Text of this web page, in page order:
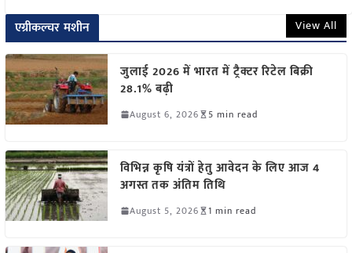
एग्रीकल्चर मशीन View All
जुलाई 2026 में भारत में ट्रैक्टर रिटेल बिक्री
28.1% बढ़ी
August 6, 2026 5 min read
विभिन्न कृषि यंत्रों हेतु आवेदन के लिए आज 4
अगस्त तक अंतिम तिथि
August 5, 2026 1 min read